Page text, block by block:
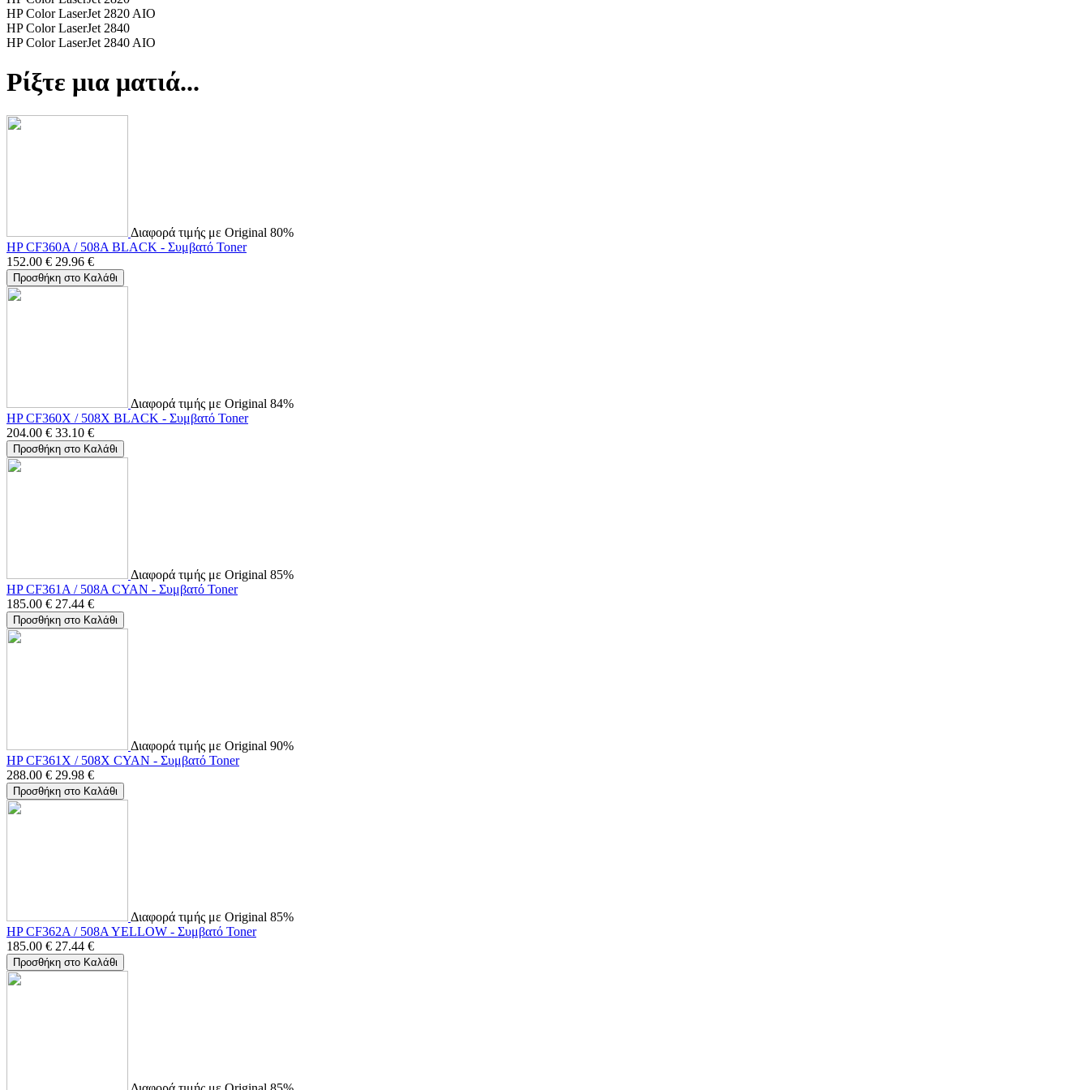
HP Color LaserJet 2820 AIO
HP Color LaserJet 2840
HP Color LaserJet 2840 AIO
Ρίξτε μια ματιά...
Διαφορά τιμής με Original 80%
HP CF360A / 508A BLACK - Συμβατό Toner
152.00 € 29.96 €
Προσθήκη στο Καλάθι
Διαφορά τιμής με Original 84%
HP CF360X / 508X BLACK - Συμβατό Toner
204.00 € 33.10 €
Προσθήκη στο Καλάθι
Διαφορά τιμής με Original 85%
HP CF361A / 508A CYAN - Συμβατό Toner
185.00 € 27.44 €
Προσθήκη στο Καλάθι
Διαφορά τιμής με Original 90%
HP CF361X / 508X CYAN - Συμβατό Toner
288.00 € 29.98 €
Προσθήκη στο Καλάθι
Διαφορά τιμής με Original 85%
HP CF362A / 508A YELLOW - Συμβατό Toner
185.00 € 27.44 €
Προσθήκη στο Καλάθι